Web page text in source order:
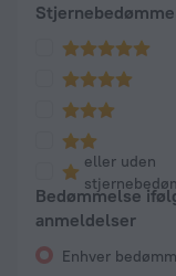
eller uden
Bedømmelse
anmeldelser
Enhver